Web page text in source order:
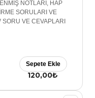
NOTLARI, HAP
SORULARI VE
VE CEVAPLARI
120,00₺
Sepete Ekle